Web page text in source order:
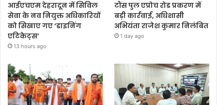
आईएचएम देहरादून में सिविल
सेवा के नव नियुक्त अधिकारियों
को सिखाए गए ‘डाइनिंग
एटिकेट्स’
13 hours ago
टौंस पुल एप्रोच रोड प्रकरण में
बड़ी कार्रवाई, अधिशासी
अभियंता राजेश कुमार निलंबित
1 day ago